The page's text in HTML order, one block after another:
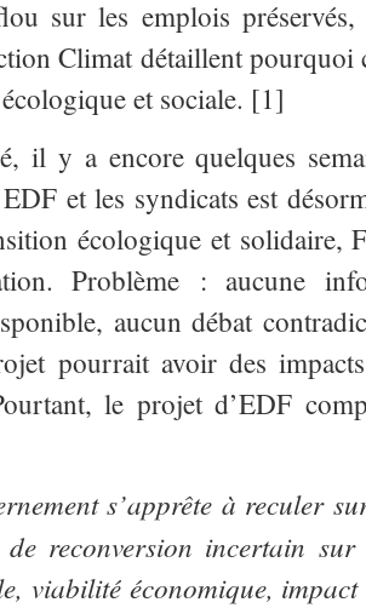
sur les emplois
Climat détaillent pourquoi
et sociale. [1]
il y a encore quelques
et les syndicats est
écologique et solidaire,
Problème : aucune
aucun débat
pourrait avoir des
le projet d’EDF
s’apprête à reculer
reconversion incertain
viabilité économique,